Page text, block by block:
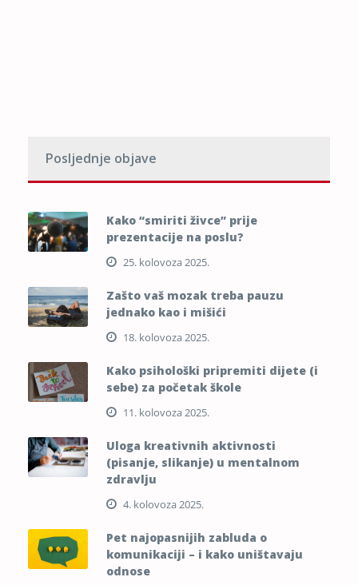
Posljednje objave
Kako “smiriti živce” prije
prezentacije na poslu?
25. kolovoza 2025.
Zašto vaš mozak treba pauzu
jednako kao i mišići
18. kolovoza 2025.
Kako psihološki pripremiti dijete (i
sebe) za početak škole
11. kolovoza 2025.
Uloga kreativnih aktivnosti
(pisanje, slikanje) u mentalnom
zdravlju
4. kolovoza 2025.
Pet najopasnijih zabluda o
komunikaciji – i kako uništavaju
odnose